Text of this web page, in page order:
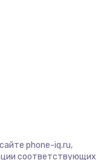
phone-iq.ru,
соответствующих